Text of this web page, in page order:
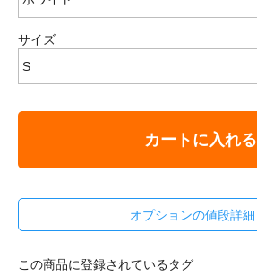
サイズ
カートに入れる
オプションの値段詳細
この商品に登録されているタグ